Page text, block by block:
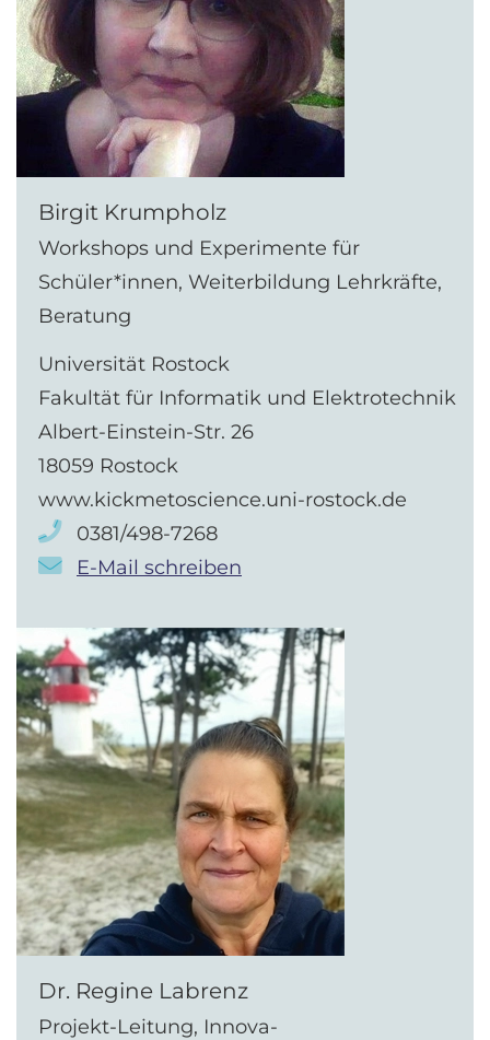
Birgit Krumpholz
Workshops und Experimente für
Schüler*innen, Weiterbildung Lehrkräfte,
Beratung
Universität Rostock
Fakultät für Informatik und Elektrotechnik
Albert-Einstein-Str. 26
18059 Rostock
www.kickmetoscience.uni-rostock.de
0381/498-7268
E-Mail schreiben
Dr. Regine Labrenz
Projekt-Leitung, Innova-